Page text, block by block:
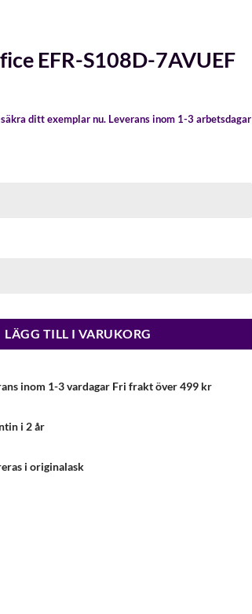
EFR-S108D-7AVUEF
ditt exemplar nu. Leverans inom 1-3 arbetsdagar
LÄGG TILL I VARUKORG
inom 1-3 vardagar Fri frakt över 499 kr
i 2 år
i originalask